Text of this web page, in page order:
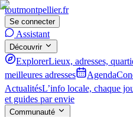
toutmontpellier.fr
Se connecter
Assistant
Découvrir
ExplorerLieux, adresses,
meilleures adresses
Agenda
ActualitésL’info locale, chaque
et guides par envie
Communauté